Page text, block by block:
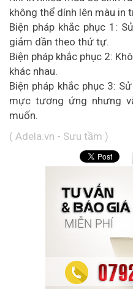
không thể dính lên màu in
Biện pháp khắc phục 1:
giảm dần theo thứ tự.
Biện pháp khắc phục 2:
khác nhau.
Biện pháp khắc phục 3:
mực tương ứng nhưng
muốn.
( Adela.vn - Sưu tầm )